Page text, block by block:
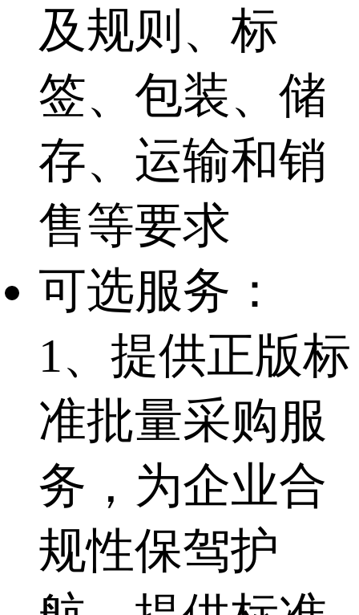
及规则、标
签、包装、储
存、运输和销
售等要求
可选服务：
1、提供正版标
准批量采购服
务，为企业合
规性保驾护